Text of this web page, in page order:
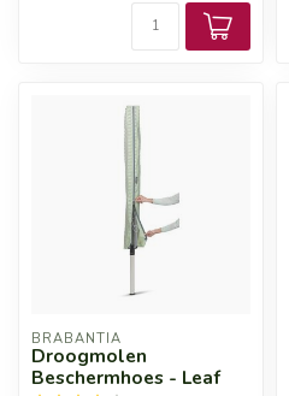
BRABANTIA
Droogmolen
Beschermhoes - Leaf